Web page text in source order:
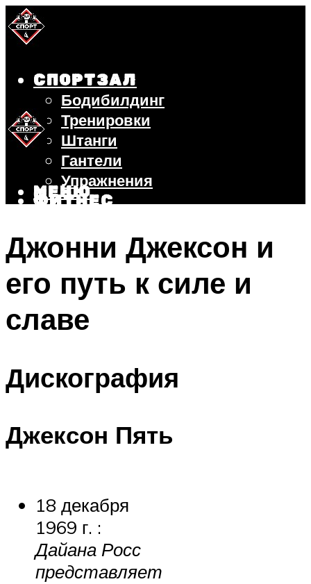
СПОРТЗАЛ
Бодибилдинг
Тренировки
Штанги
Гантели
Упражнения
ФИТНЕС
ВЕЛОСИПЕД
ПОХУДЕНИЕ
МЕНЮ
МЕНЮ
Джонни Джексон и
его путь к силе и
славе
Дискография
Джексон Пять
18 декабря
1969 г. :
Дайана Росс
представляет